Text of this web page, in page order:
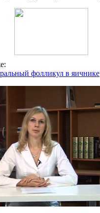
фолликул в яичнике